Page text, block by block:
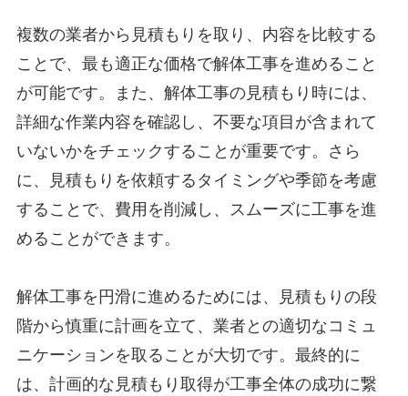
複数の業者から見積もりを取り、内容を比較する
ことで、最も適正な価格で解体工事を進めること
が可能です。また、解体工事の見積もり時には、
詳細な作業内容を確認し、不要な項目が含まれて
いないかをチェックすることが重要です。さら
に、見積もりを依頼するタイミングや季節を考慮
することで、費用を削減し、スムーズに工事を進
めることができます。
解体工事を円滑に進めるためには、見積もりの段
階から慎重に計画を立て、業者との適切なコミュ
ニケーションを取ることが大切です。最終的に
は、計画的な見積もり取得が工事全体の成功に繋